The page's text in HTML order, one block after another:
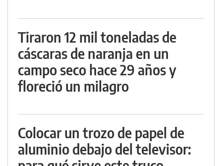
Tiraron 12 mil toneladas de
cáscaras de naranja en un
campo seco hace 29 años y
floreció un milagro
Colocar un trozo de papel de
aluminio debajo del televisor: